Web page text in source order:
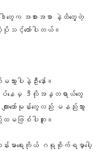
ါတွေက အစားအစာ နဲ့ထိတွေ့တဲ့
ပိုသင့်တော်ပါတယ်။
ားပါနဲ့ဦးနော်။
လုပ်နေမှ ဒီလိုအန္တရာယ်တွေ
းဟော်မုန်းတွေလည်း မနည်းသွား
ထမဖြစ်ပါဘူး။
မာရေးကိုယ် ဂရုစိုက်ရမှာပေါ့